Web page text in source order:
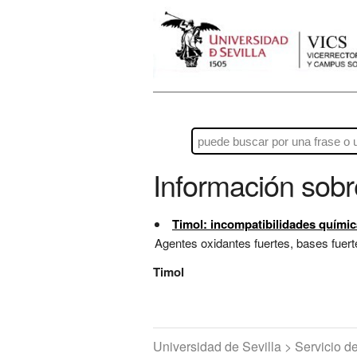
Información
Timol: incompatibilidades
Agentes oxidantes fuertes, bases
Timol
Universidad de Sevilla > Servicio